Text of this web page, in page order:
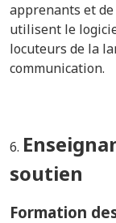
apprenants et
utilisent le
locuteurs de la
communication.
soutien
Formation